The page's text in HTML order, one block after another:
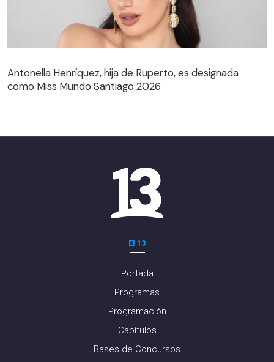
Antonella Henríquez, hija de Ruperto, es designada
como Miss Mundo Santiago 2026
El 13
Portada
Programas
Programación
Capítulos
Bases de Concursos